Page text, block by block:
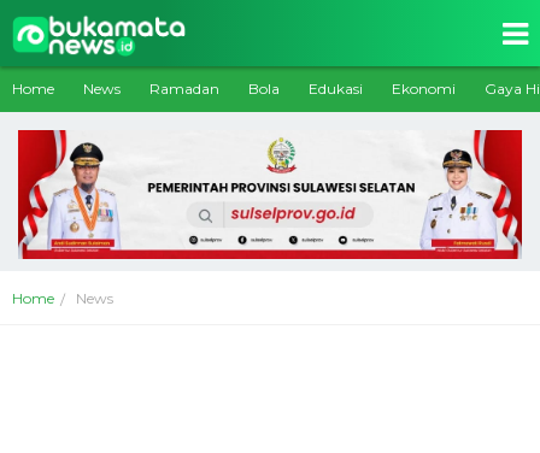
Home News Ramadan Bola Edukasi Ekonomi Gaya
Home News